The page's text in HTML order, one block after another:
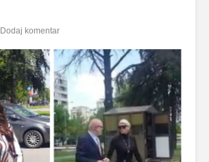
Dodaj komentar